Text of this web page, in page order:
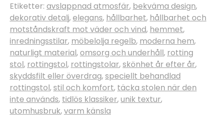
Etiketter: avslappnad atmosfär, bekväma design,
dekorativ detalj,elegans, hållbarhet, hållbarhet och
motståndskraft mot väder och vind, hemmet,
inredningsstilar, möbelolja regelb, moderna hem,
naturligt material,omsorg och underhåll, rotting
stol, rottingstol, rottingstolar,skönhet år efter år,
skyddsfilt eller överdrag,speciellt behandlad
rottingstol,stil och komfort, täcka stolen när den
inte används, tidlös klassiker,unik textur,
utomhusbruk,varm känsla